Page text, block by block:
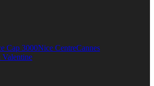
Cap 3000Nice CentreCannes
Valentine